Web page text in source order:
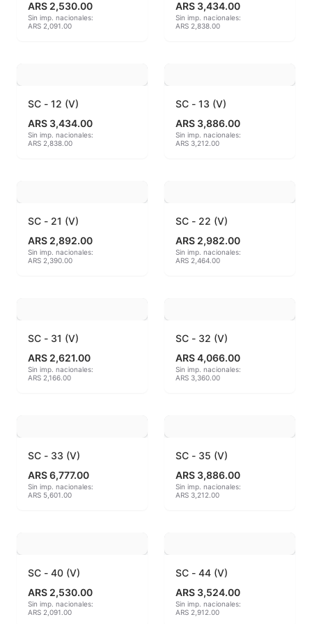
Hereaus (750ºC - 850ºC)
Kingtsugi
Ladrillos aislantes para horno
Maquinarias
MAYCO BRUSHES
MAYCO CLASSIC CRACKLES
MAYCO DESIGNER LINER
MAYCO DUNCAN EZ STROKES
MAYCO ENGOBE
ARS 2,530.00
Sin imp. nacionales:
ARS 2,091.00
ARS 3,434.00
Sin imp. nacionales:
ARS 2,838.00
SC - 12 (V)
ARS 3,434.00
Sin imp. nacionales:
ARS 2,838.00
SC - 13 (V)
ARS 3,886.00
Sin imp. nacionales:
ARS 3,212.00
SC - 21 (V)
ARS 2,892.00
Sin imp. nacionales:
ARS 2,390.00
SC - 22 (V)
ARS 2,982.00
Sin imp. nacionales:
ARS 2,464.00
SC - 31 (V)
ARS 2,621.00
Sin imp. nacionales:
ARS 2,166.00
SC - 32 (V)
ARS 4,066.00
Sin imp. nacionales:
ARS 3,360.00
SC - 33 (V)
ARS 6,777.00
Sin imp. nacionales:
ARS 5,601.00
SC - 35 (V)
ARS 3,886.00
Sin imp. nacionales:
ARS 3,212.00
SC - 40 (V)
ARS 2,530.00
Sin imp. nacionales:
ARS 2,091.00
SC - 44 (V)
ARS 3,524.00
Sin imp. nacionales:
ARS 2,912.00